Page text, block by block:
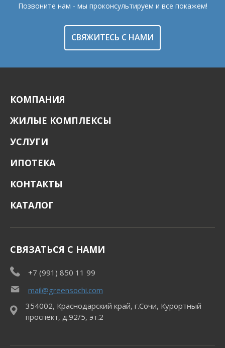
Позвоните нам - мы проконсультируем и все покажем!
СВЯЖИТЕСЬ С НАМИ
КОМПАНИЯ
ЖИЛЫЕ КОМПЛЕКСЫ
УСЛУГИ
ИПОТЕКА
КОНТАКТЫ
КАТАЛОГ
СВЯЗАТЬСЯ С НАМИ
+7 (991) 850 11 99
mail@greensochi.com
354002, Краснодарский край, г.Сочи, Курортный
проспект, д.92/5, эт.2